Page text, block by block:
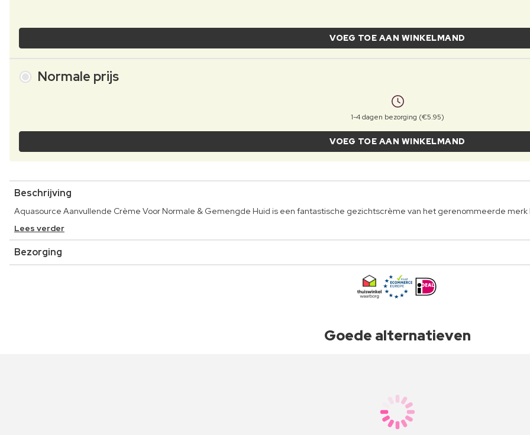
VOEG TOE AAN WINKELMAND
Normale prijs
1-4 dagen bezorging (€5.95)
VOEG TOE AAN WINKELMAND
Beschrijving
Aquasource Aanvullende Crème Voor Normale & Gemengde Huid is een fantastische gezichtscrème van het gerenommeerde merk
Lees verder
Bezorging
Goede alternatieven